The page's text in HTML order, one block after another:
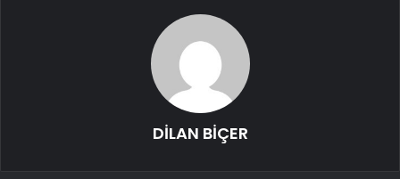
DİLAN BİÇER